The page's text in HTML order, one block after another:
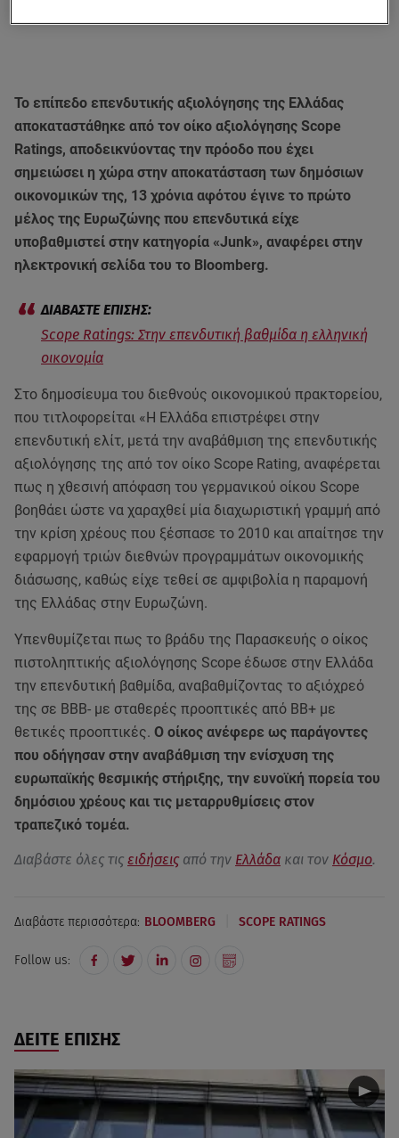
Το επίπεδο επενδυτικής αξιολόγησης της Ελλάδας
αποκαταστάθηκε από τον οίκο αξιολόγησης Scope
Ratings, αποδεικνύοντας την πρόοδο που έχει
σημειώσει η χώρα στην αποκατάσταση των δημόσιων
οικονομικών της, 13 χρόνια αφότου έγινε το πρώτο
μέλος της Ευρωζώνης που επενδυτικά είχε
υποβαθμιστεί στην κατηγορία «Junk», αναφέρει στην
ηλεκτρονική σελίδα του το Bloomberg.
Scope Ratings: Στην επενδυτική βαθμίδα η ελληνική
οικονομία
Στο δημοσίευμα του διεθνούς οικονομικού πρακτορείου,
που τιτλοφορείται «H Ελλάδα επιστρέφει στην
επενδυτική ελίτ, μετά την αναβάθμιση της επενδυτικής
αξιολόγησης της από τον οίκο Scope Rating, αναφέρεται
πως η χθεσινή απόφαση του γερμανικού οίκου Scope
βοηθάει ώστε να χαραχθεί μία διαχωριστική γραμμή από
την κρίση χρέους που ξέσπασε το 2010 και απαίτησε την
εφαρμογή τριών διεθνών προγραμμάτων οικονομικής
διάσωσης, καθώς είχε τεθεί σε αμφιβολία η παραμονή
της Ελλάδας στην Ευρωζώνη.
Υπενθυμίζεται πως το βράδυ της Παρασκευής ο οίκος
πιστοληπτικής αξιολόγησης Scope έδωσε στην Ελλάδα
την επενδυτική βαθμίδα, αναβαθμίζοντας το αξιόχρεό
της σε ΒΒΒ- με σταθερές προοπτικές από ΒΒ+ με
θετικές προοπτικές. Ο οίκος ανέφερε ως παράγοντες
που οδήγησαν στην αναβάθμιση την ενίσχυση της
ευρωπαϊκής θεσμικής στήριξης, την ευνοϊκή πορεία του
δημόσιου χρέους και τις μεταρρυθμίσεις στον
τραπεζικό τομέα.
Διαβάστε όλες τις ειδήσεις από την Ελλάδα και τον Κόσμο.
Διαβάστε περισσότερα: BLOOMBERG SCOPE RATINGS
Follow us:
ΔΕΙΤΕ ΕΠΙΣΗΣ